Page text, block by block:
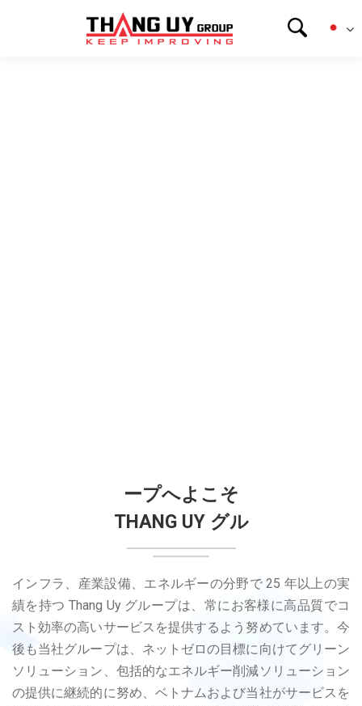
ープへよこそ
THANG UY グル
インフラ、産業設備、エネルギーの分野で 25 年以上の実
績を持つ Thang Uy グループは、常にお客様に高品質でコ
スト効率の高いサービスを提供するよう努めています。今
後も当社グループは、ネットゼロの目標に向けてグリーン
ソリューション、包括的なエネルギー削減ソリューション
の提供に継続的に努め、ベトナムおよび当社がサービスを